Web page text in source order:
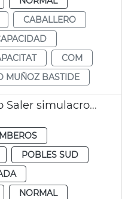
CABALLERO
COM
MUÑOZ BASTIDE
Charlas con vecindario Saler simulacros contra incendis
POBLES SUD
NORMAL